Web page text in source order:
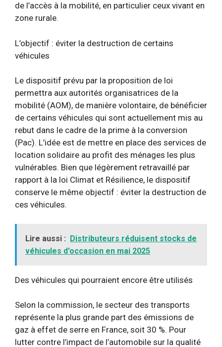
de l’accès à la mobilité, en particulier ceux vivant en
zone rurale.
L’objectif : éviter la destruction de certains
véhicules
Le dispositif prévu par la proposition de loi
permettra aux autorités organisatrices de la
mobilité (AOM), de manière volontaire, de bénéficier
de certains véhicules qui sont actuellement mis au
rebut dans le cadre de la prime à la conversion
(Pac). L’idée est de mettre en place des services de
location solidaire au profit des ménages les plus
vulnérables. Bien que légèrement retravaillé par
rapport à la loi Climat et Résilience, le dispositif
conserve le même objectif : éviter la destruction de
ces véhicules.
Lire aussi : Distributeurs réduisent stocks de
véhicules d'occasion en mai 2025
Des véhicules qui pourraient encore être utilisés
Selon la commission, le secteur des transports
représente la plus grande part des émissions de
gaz à effet de serre en France, soit 30 %. Pour
lutter contre l’impact de l’automobile sur la qualité